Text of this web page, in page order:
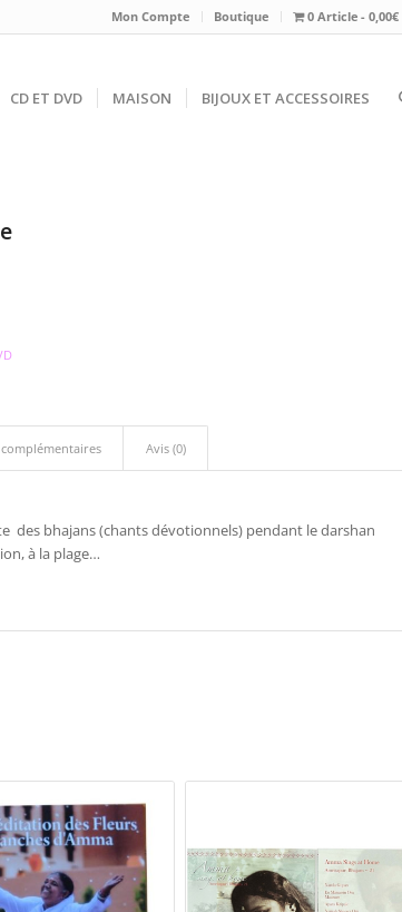
Mon Compte Boutique 0 Article 0,00€
CD ET DVD MAISON BIJOUX ET ACCESSOIRES
Avis (0)
des bhajans (chants dévotionnels) pendant le darshan
à la plage…